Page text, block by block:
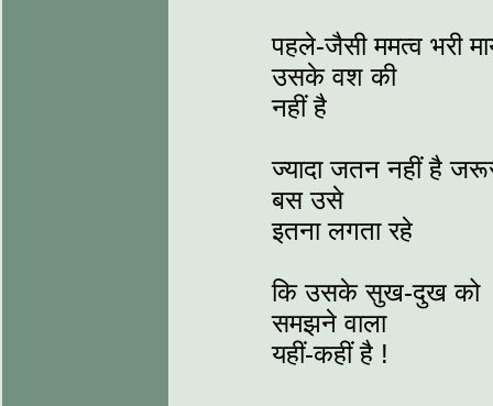
पहले-जैसी ममत्व भरी
उसके वश की
नहीं है
ज्यादा जतन नहीं है
बस उसे
इतना लगता रहे
कि उसके सुख-दुख को
समझने वाला
यहीं-कहीं है !